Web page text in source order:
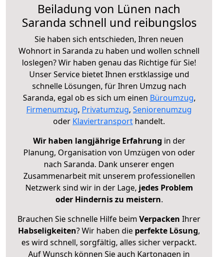
Beiladung von Lünen nach
Saranda schnell und reibungslos
Sie haben sich entschieden, Ihren neuen
Wohnort in Saranda zu haben und wollen schnell
loslegen? Wir haben genau das Richtige für Sie!
Unser Service bietet Ihnen erstklassige und
schnelle Lösungen, für Ihren Umzug nach
Saranda, egal ob es sich um einen Büroumzug,
Firmenumzug, Privatumzug, Seniorenumzug
oder Klaviertransport handelt.
Wir haben langjährige Erfahrung in der
Planung, Organisation von Umzügen von oder
nach Saranda. Dank unserer engen
Zusammenarbeit mit unserem professionellen
Netzwerk sind wir in der Lage, jedes Problem
oder Hindernis zu meistern.
Brauchen Sie schnelle Hilfe beim Verpacken Ihrer
Habseligkeiten? Wir haben die perfekte Lösung,
es wird schnell, sorgfältig, alles sicher verpackt.
Auf Wunsch können Sie auch Kartonagen in